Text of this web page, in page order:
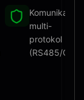
Komunikasi
multi-
protokol
(RS485/CAN)